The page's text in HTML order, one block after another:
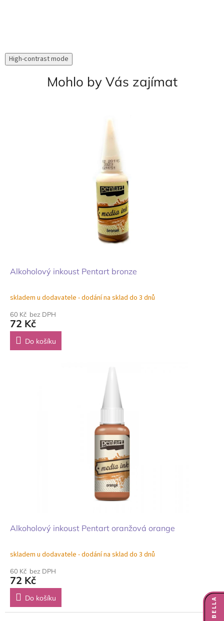
High-contrast mode
Mohlo by Vás zajímat
Alkoholový inkoust Pentart bronze
skladem u dodavatele - dodání na sklad do 3 dnů
60 Kč bez DPH
72 Kč
Do košíku
Alkoholový inkoust Pentart oranžová orange
skladem u dodavatele - dodání na sklad do 3 dnů
60 Kč bez DPH
72 Kč
Do košíku